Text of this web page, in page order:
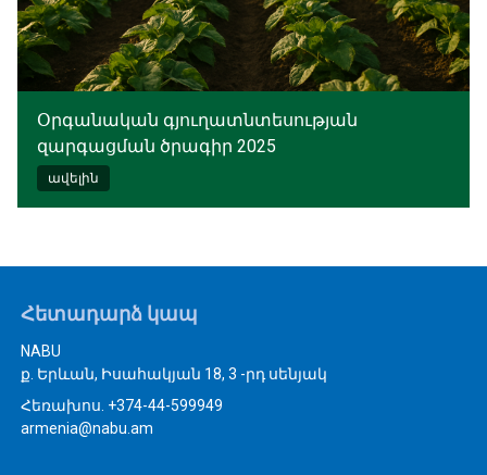
Օրգանական գյուղատնտեսության
զարգացման ծրագիր 2025
ավելին
Հետադարձ կապ
NABU
ք. Երևան, Իսահակյան 18, 3 -րդ սենյակ
Հեռախոս. +374-44-599949
armenia@nabu.am